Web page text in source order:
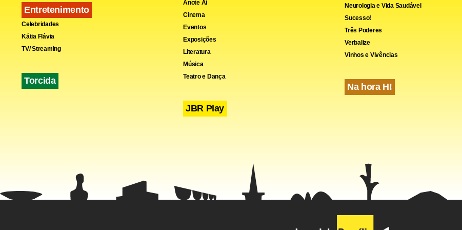
Os dados também mostram que cresceu de 25% em 2008 para 30% em 2009 o
país. Apesar do uso dessas ferramentas ter dobrado entre 2005 e 2009 nestas
Entretenimento
Celebridades
Kátia Flávia
TV/ Streaming
Torcida
Anote Aí
Cinema
Eventos
Exposições
Literatura
Música
Teatro e Dança
JBR Play
Neurologia e Vida Saudável
Sucesso!
Três Poderes
Verbalize
Vinhos e Vivências
Na hora H!